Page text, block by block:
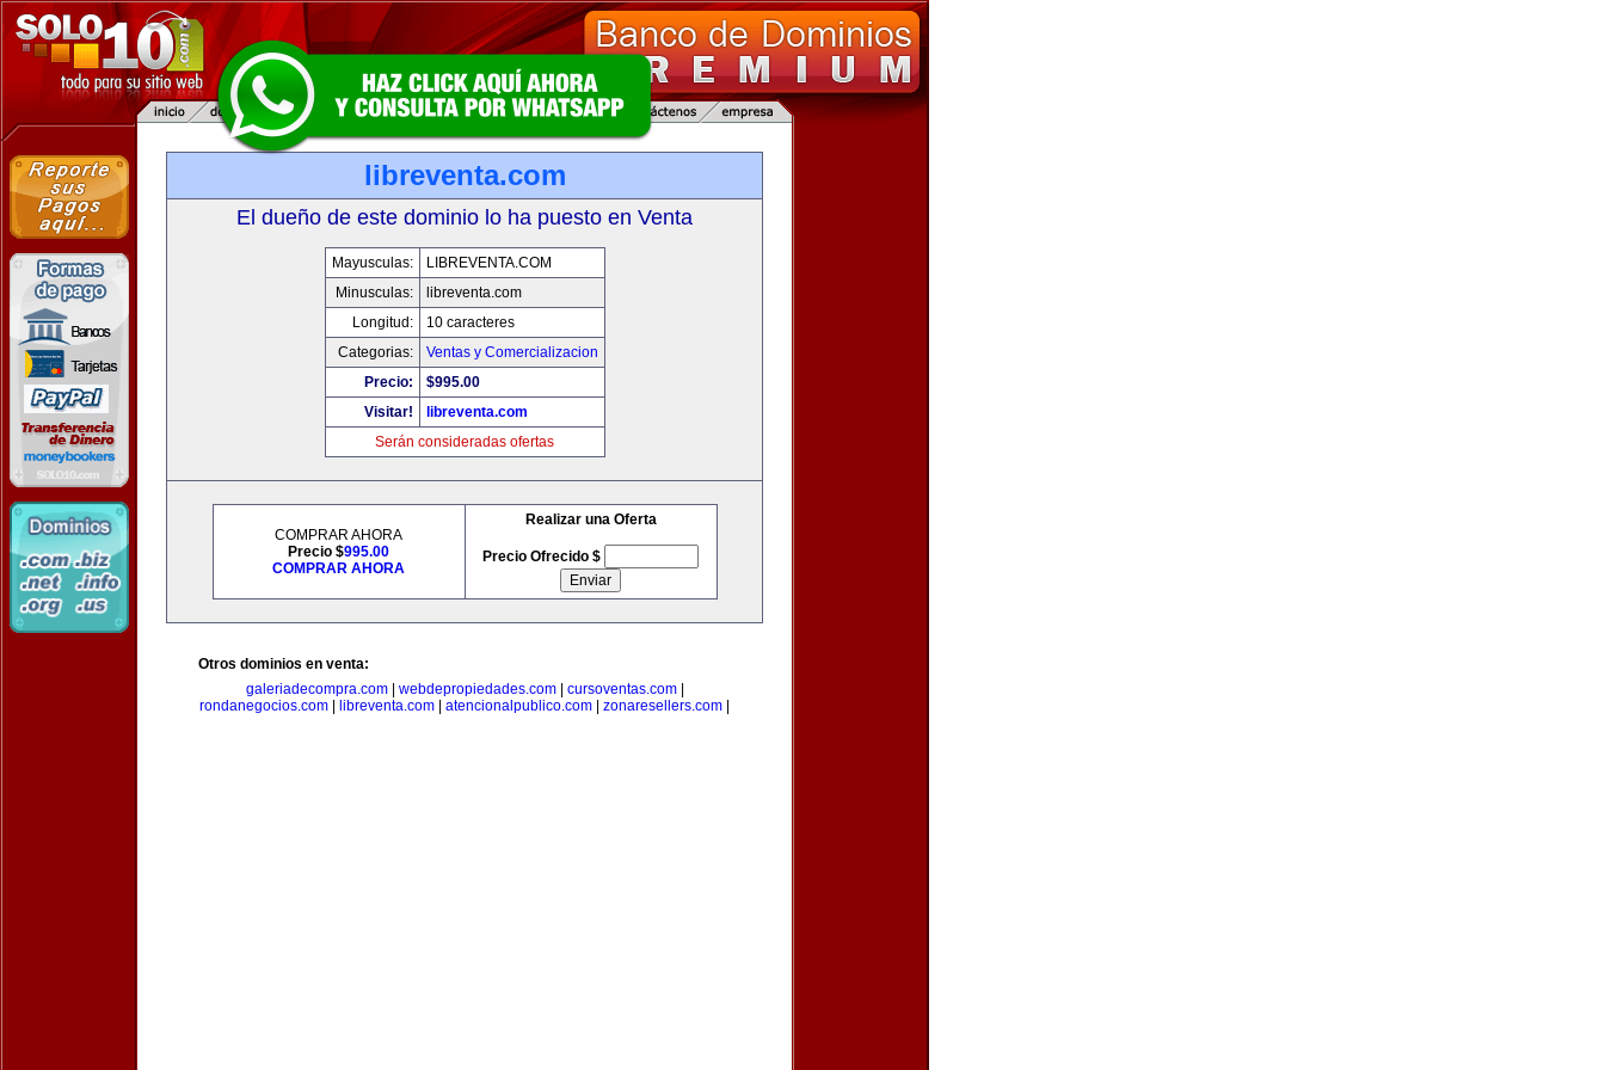
libreventa.com
El dueño de este dominio lo ha puesto en Venta
Mayusculas:
LIBREVENTA.COM
Minusculas:
libreventa.com
Longitud:
10 caracteres
Categorias:
Ventas y Comercializacion
Precio:
$995.00
Visitar!
libreventa.com
Serán consideradas ofertas
COMPRAR AHORA
Precio $995.00
COMPRAR AHORA
Realizar una Oferta
Precio Ofrecido $
Otros dominios en venta:
galeriadecompra.com| webdepropiedades.com| cursoventas.com|
rondanegocios.com
libreventa.com atencionalpublico.com zonaresellers.com